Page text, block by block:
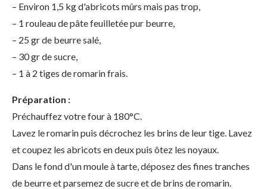
– Environ 1,5 kg d'abricots mûrs mais pas trop,
– 1 rouleau de pâte feuilletée pur beurre,
– 25 gr de beurre salé,
– 30 gr de sucre,
– 1 à 2 tiges de romarin frais.
Préparation :
Préchauffez votre four à 180°C.
Lavez le romarin puis décrochez les brins de leur tige. Lavez
et coupez les abricots en deux puis ôtez les noyaux.
Dans le fond d'un moule à tarte, déposez des fines tranches
de beurre et parsemez de sucre et de brins de romarin.